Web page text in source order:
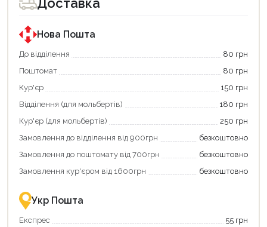
Нова Пошта
До відділення
80 грн
Поштомат
80 грн
Кур'єр
150 грн
Відділення (для мольбертів)
180 грн
Кур'єр (для мольбертів)
250 грн
Замовлення до відділення від 900грн
безкоштовно
Замовлення до поштомату від 700грн
безкоштовно
Замовлення кур'єром від 1600грн
безкоштовно
Укр Пошта
Експрес
55 грн